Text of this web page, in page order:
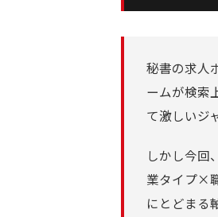
秘書の求人
ームが検索
て激しいジ
しかし今回
業タイプ×
にとどまる